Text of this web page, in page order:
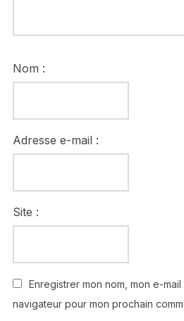
Nom :
Adresse e-mail :
Site :
Enregistrer mon nom, mon e-
navigateur pour mon prochain